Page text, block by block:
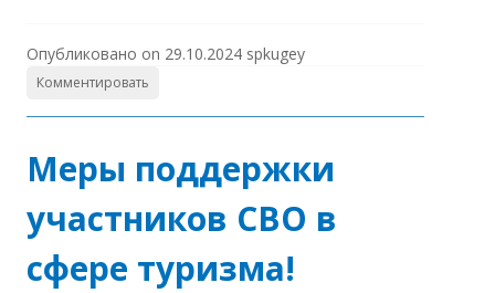
Опубликовано on 29.10.2024 spkugey
Комментировать
Меры поддержки
участников СВО в
сфере туризма!